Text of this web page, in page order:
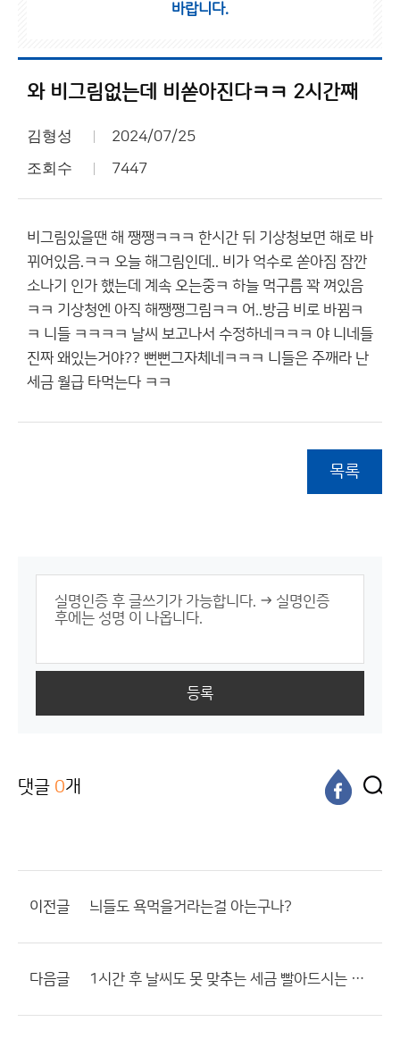
바랍니다.
와 비그림없는데 비쏟아진다ㅋㅋ 2시간째
김형성 2024/07/25
조회수 7447
비그림있을땐 해 쨍쨍ㅋㅋㅋ 한시간 뒤 기상청보면 해로 바
뀌어있음.ㅋㅋ 오늘 해그림인데.. 비가 억수로 쏟아짐 잠깐
소나기 인가 했는데 계속 오는중ㅋ 하늘 먹구름 꽉 껴있음
ㅋㅋ 기상청엔 아직 해쨍쨍그림ㅋㅋ 어..방금 비로 바뀜ㅋ
ㅋ 니들 ㅋㅋㅋㅋ 날씨 보고나서 수정하네ㅋㅋㅋ 야 니네들
진짜 왜있는거야?? 뻔뻔그자체네ㅋㅋㅋ 니들은 주깨라 난
세금 월급 타먹는다 ㅋㅋ
목록
등록
댓글 0개
이전글 늬들도 욕먹을거라는걸 아는구나?
다음글 1시간 후 날씨도 못 맞추는 세금 빨아드시는 구라청